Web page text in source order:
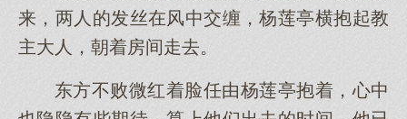
来，两人的发丝在风中交缠，杨莲亭横抱起教
主大人，朝着房间走去。
东方不败微红着脸任由杨莲亭抱着，心中